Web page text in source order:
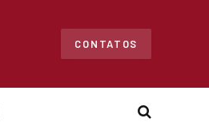
CONTATOS